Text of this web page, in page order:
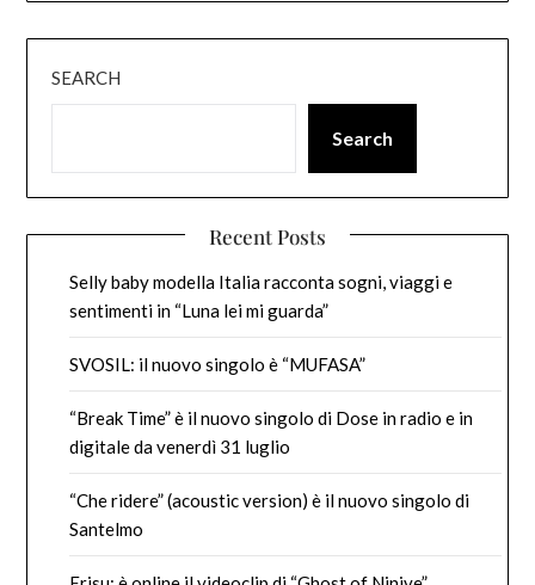
SEARCH
Search
Recent Posts
Selly baby modella Italia racconta sogni, viaggi e
sentimenti in “Luna lei mi guarda”
SVOSIL: il nuovo singolo è “MUFASA”
“Break Time” è il nuovo singolo di Dose in radio e in
digitale da venerdì 31 luglio
“Che ridere” (acoustic version) è il nuovo singolo di
Santelmo